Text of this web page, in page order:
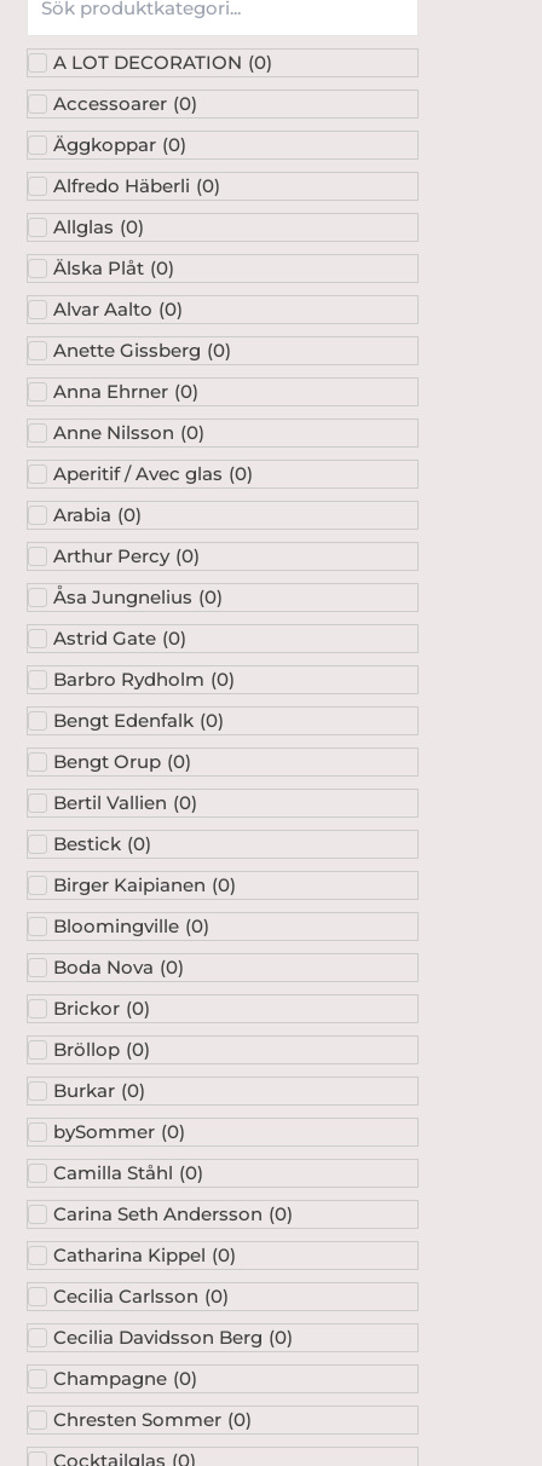
A LOT DECORATION (0)
Accessoarer (0)
Äggkoppar (0)
Alfredo Häberli (0)
Allglas (0)
Älska Plåt (0)
Alvar Aalto (0)
Anette Gissberg (0)
Anna Ehrner (0)
Anne Nilsson (0)
Aperitif / Avec glas (0)
Arabia (0)
Arthur Percy (0)
Åsa Jungnelius (0)
Astrid Gate (0)
Barbro Rydholm (0)
Bengt Edenfalk (0)
Bengt Orup (0)
Bertil Vallien (0)
Bestick (0)
Birger Kaipianen (0)
Bloomingville (0)
Boda Nova (0)
Brickor (0)
Bröllop (0)
Burkar (0)
bySommer (0)
Camilla Ståhl (0)
Carina Seth Andersson (0)
Catharina Kippel (0)
Cecilia Carlsson (0)
Cecilia Davidsson Berg (0)
Champagne (0)
Chresten Sommer (0)
Cocktailglas (0)